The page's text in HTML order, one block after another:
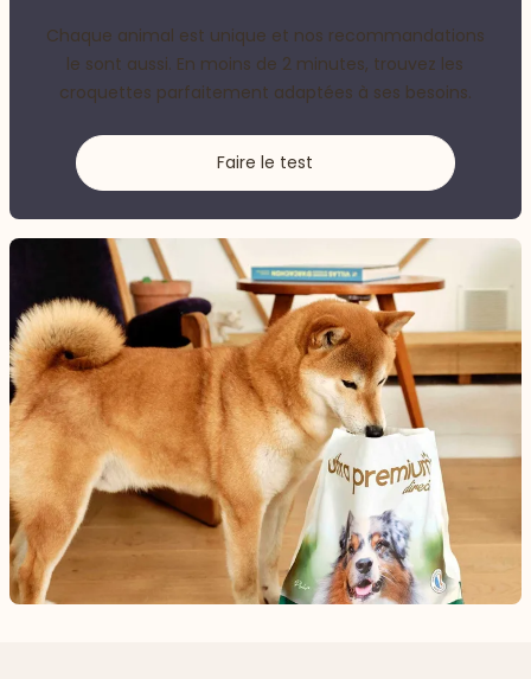
Chaque animal est unique et nos recommandations
le sont aussi. En moins de 2 minutes, trouvez les
croquettes parfaitement adaptées à ses besoins.
Faire le test